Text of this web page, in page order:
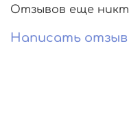
Отзывов еще
Написать отзыв